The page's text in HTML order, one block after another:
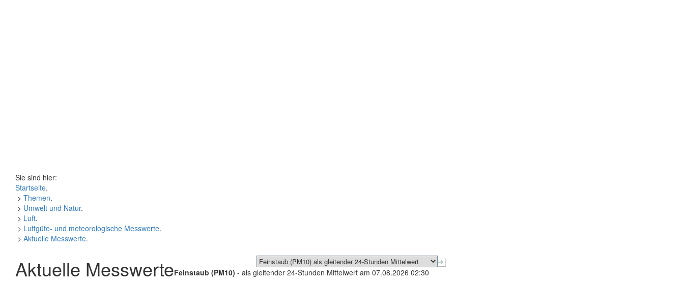
Sie sind hier:
Startseite.
> Themen.
> Umwelt und Natur.
> Luft.
> Luftgüte- und meteorologische Messwerte.
> Aktuelle Messwerte.
Aktuelle MesswerteFeinstaub (PM10) - als gleitender 24-Stunden Mittelwert am 07.08.2026 02:30